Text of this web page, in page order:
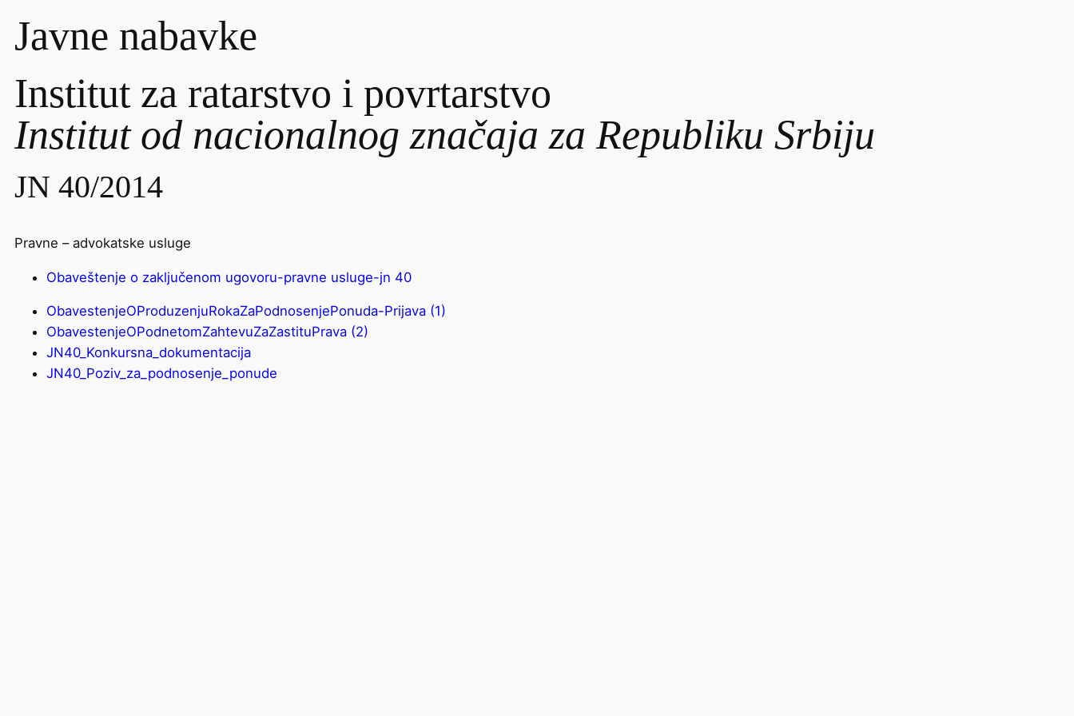
Javne nabavke
Institut za ratarstvo i povrtarstvo
Institut od nacionalnog značaja za Republiku Srbiju
JN 40/2014
Pravne – advokatske usluge
Obaveštenje o zaključenom ugovoru-pravne usluge-jn 40
ObavestenjeOProduzenjuRokaZaPodnosenjePonuda-Prijava (1)
ObavestenjeOPodnetomZahtevuZaZastituPrava (2)
JN40_Konkursna_dokumentacija
JN40_Poziv_za_podnosenje_ponude